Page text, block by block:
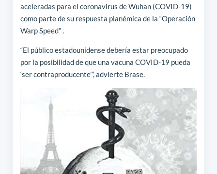
aceleradas para el coronavirus de Wuhan (COVID-19)
como parte de su respuesta planémica de la “Operación
Warp Speed” .
“El público estadounidense debería estar preocupado
por la posibilidad de que una vacuna COVID-19 pueda
‘ser contraproducente’”, advierte Brase.